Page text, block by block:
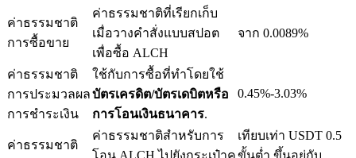
ลงทุนอัตโนมัติ
คว้าผลกำไรระยะยาวและผลประโยชน์ที่ยืดหยุ่น
ค่าธรรมชาติ
การซื้อขาย
ค่าธรรมชาติที่เรียกเก็บ
เมื่อวางคำสั่งแบบสปอต
เพื่อซื้อ ALCH
จาก 0.0089%
ค่าธรรมชาติ
การประมวลผล
การชำระเงิน
ใช้กับการซื้อที่ทำโดยใช้
บัตรเครดิต/บัตรเดบิตหรือ
การโอนเงินธนาคาร.
0.45%-3.03%
ค่าธรรมชาติ
ค่าธรรมชาติสำหรับการ
เทียบเท่า USDT 0.5